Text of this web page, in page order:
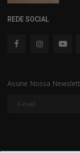
REDE SOCIAL
Assine Nossa